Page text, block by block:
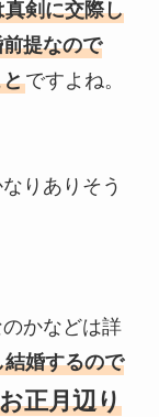
剣に交際し
提なので
ですよね。
りありそう
かなどは詳
結婚するので
正月辺り